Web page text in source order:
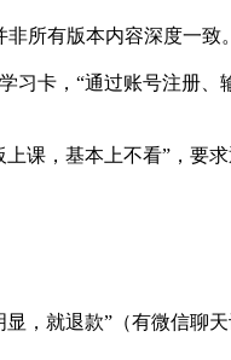
所有版本内容深度一
习卡，“通过账号注册
课，基本上不看”，要
，就退款”（有微信聊